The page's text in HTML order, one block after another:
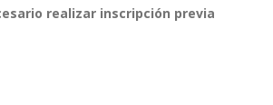
realizar inscripción previa